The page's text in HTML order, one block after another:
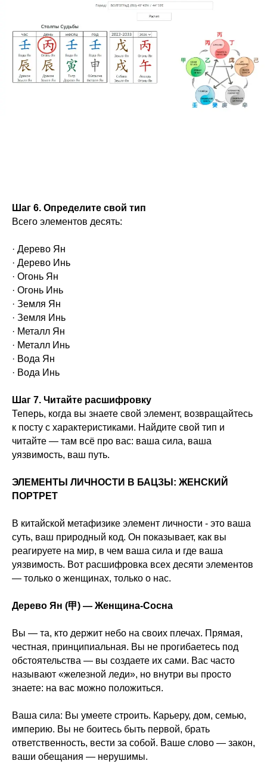
Шаг 6. Определите свой тип
Всего элементов десять:
· Дерево Ян
· Дерево Инь
· Огонь Ян
· Огонь Инь
· Земля Ян
· Земля Инь
· Металл Ян
· Металл Инь
· Вода Ян
· Вода Инь
Шаг 7. Читайте расшифровку
Теперь, когда вы знаете свой элемент, возвращайтесь
к посту с характеристиками. Найдите свой тип и
читайте — там всё про вас: ваша сила, ваша
уязвимость, ваш путь.
ЭЛЕМЕНТЫ ЛИЧНОСТИ В БАЦЗЫ: ЖЕНСКИЙ
ПОРТРЕТ
В китайской метафизике элемент личности - это ваша
суть, ваш природный код. Он показывает, как вы
реагируете на мир, в чем ваша сила и где ваша
уязвимость. Вот расшифровка всех десяти элементов
— только о женщинах, только о нас.
Дерево Ян (甲) — Женщина-Сосна
Вы — та, кто держит небо на своих плечах. Прямая,
честная, принципиальная. Вы не прогибаетесь под
обстоятельства — вы создаете их сами. Вас часто
называют «железной леди», но внутри вы просто
знаете: на вас можно положиться.
Ваша сила: Вы умеете строить. Карьеру, дом, семью,
империю. Вы не боитесь быть первой, брать
ответственность, вести за собой. Ваше слово — закон,
ваши обещания — нерушимы.